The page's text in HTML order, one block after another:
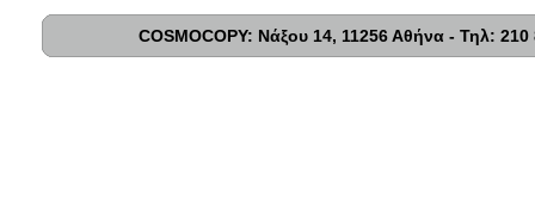
COSMOCOPY: Νάξου 14, 11256 Αθήνα - Τηλ: